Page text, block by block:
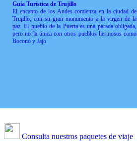
Guía Turística de Trujillo
El encanto de los Andes comienza en la ciudad de
Trujillo, con su gran monumento a la virgen de la
paz. El pueblo de la Puerta es una parada obligada,
pero no la única con otros pueblos hermosos como
Boconó y Jajó.
Consulta nuestros paquetes de viaje